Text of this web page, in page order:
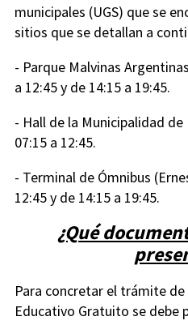
municipales (UGS) que se
sitios que se detallan a
- Parque Malvinas
a 12:45 y de 14:15 a 19:45.
- Hall de la Municipalidad
07:15 a 12:45.
- Terminal de Ómnibus
12:45 y de 14:15 a 19:45.
¿Qué
Para concretar el trámite
Educativo Gratuito se debe